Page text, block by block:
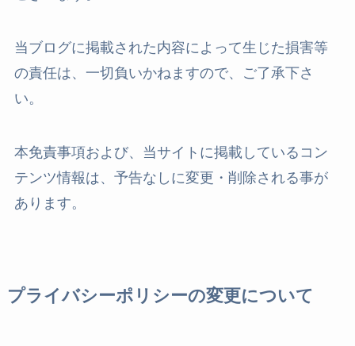
当ブログに掲載された内容によって生じた損害等
の責任は、一切負いかねますので、ご了承下さ
い。
本免責事項および、当サイトに掲載しているコン
テンツ情報は、予告なしに変更・削除される事が
あります。
プライバシーポリシーの変更について